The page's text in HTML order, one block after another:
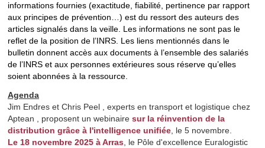
informations fournies (exactitude, fiabilité, pertinence par rapport
aux principes de prévention…) est du ressort des auteurs des
articles signalés dans la veille. Les informations ne sont pas le
reflet de la position de l’INRS. Les liens mentionnés dans le
bulletin donnent accès aux documents à l’ensemble des salariés
de l’INRS et aux personnes extérieures sous réserve qu’elles
soient abonnées à la ressource.
Agenda
Jim Endres et Chris Peel , experts en transport et logistique chez
Aptean , proposent un webinaire sur la réinvention de la
distribution grâce à l'intelligence unifiée , le 5 novembre.
Le 18 novembre 2025 à Arras , le Pôle d'excellence Euralogistic